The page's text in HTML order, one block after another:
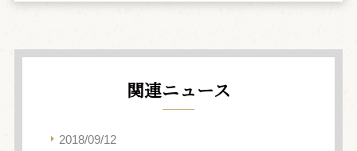
関連ニュース
2018/09/12